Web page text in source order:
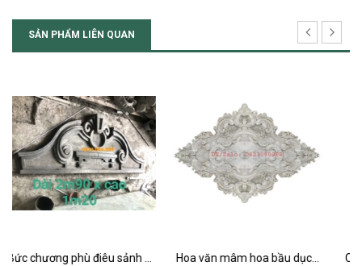
SẢN PHẨM LIÊN QUAN
Bức chương phù điêu sảnh chính mặt tiền
Hoa văn mâm hoa bầu dục trang trí trần và tường ô cửa sổ mặt tiền